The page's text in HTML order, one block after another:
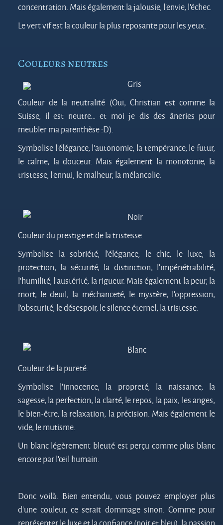
concentration. Mais également la jalousie, l’envie, l’échec.
Le vert vif est la couleur la plus reposante pour les yeux.
Couleurs neutres
Gris
Couleur de la neutralité (Oui, Christian est comme la
Suisse, il est neutre… et moi je dis des âneries pour
meubler ma parenthèse :D).
Symbolise l’élégance, l’autonomie, la tempérance, le futur,
le calme, la douceur. Mais également la monotonie, la
tristesse, l’ennui, le malheur, la mélancolie.
Noir
Couleur du prestige et de la tristesse.
Symbolise la sobriété, l’élégance, le chic, le luxe, la
protection, la sécurité, la distinction, l’impénétrabilité,
l’humilité, l’austérité, la rigueur. Mais également la peur, la
mort, le deuil, la méchanceté, le mystère, l’oppression,
l’obscurité, le désespoir, le silence éternel, la tristesse.
Blanc
Couleur de la pureté.
Symbolise l’innocence, la propreté, la naissance, la
sagesse, la perfection, la clarté, le repos, la paix, les anges,
le bien-être, la relaxation, la précision. Mais également le
vide, le mutisme.
Un blanc légèrement bleuté est perçu comme plus blanc
encore par l’œil humain.
Donc voilà. Bien entendu, vous pouvez employer plus
d’une couleur, ce serait dommage sinon. Comme pour